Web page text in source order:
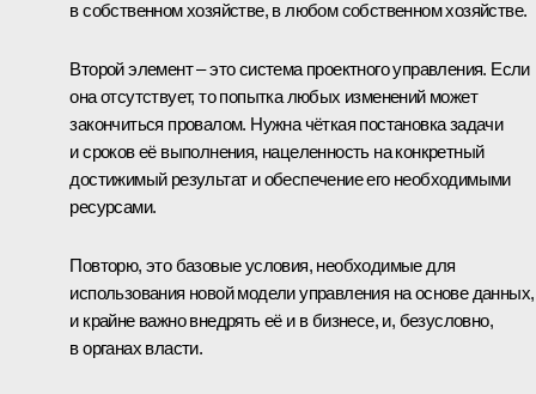
в собственном хозяйстве, в любом собственном хозяйстве.
Второй элемент – это система проектного управления. Если
она отсутствует, то попытка любых изменений может
закончиться провалом. Нужна чёткая постановка задачи
и сроков её выполнения, нацеленность на конкретный
достижимый результат и обеспечение его необходимыми
ресурсами.
Повторю, это базовые условия, необходимые для
использования новой модели управления на основе данных,
и крайне важно внедрять её и в бизнесе, и, безусловно,
в органах власти.